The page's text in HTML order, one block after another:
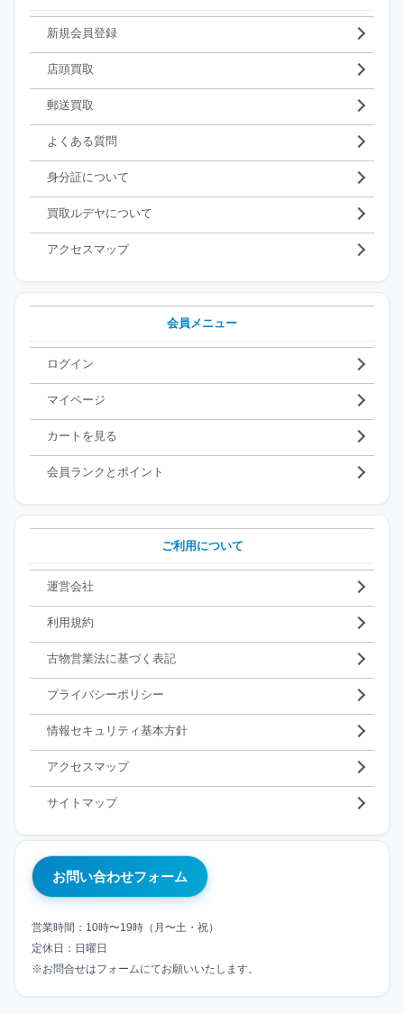
新規会員登録
店頭買取
郵送買取
よくある質問
身分証について
買取ルデヤについて
アクセスマップ
会員メニュー
ログイン
マイページ
カートを見る
会員ランクとポイント
ご利用について
運営会社
利用規約
古物営業法に基づく表記
プライバシーポリシー
情報セキュリティ基本方針
アクセスマップ
サイトマップ
お問い合わせフォーム
営業時間：10時〜19時（月〜土・祝）
定休日：日曜日
※お問合せはフォームにてお願いいたします。